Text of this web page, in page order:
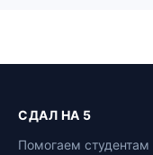
СДАЛ НА 5
Помогаем